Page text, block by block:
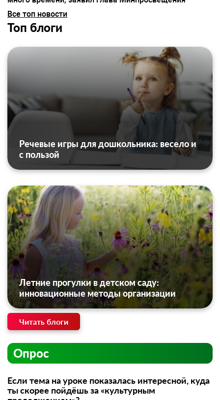
Все топ новости
Топ блоги
Речевые игры для дошкольника: весело и
с пользой
Летние прогулки в детском саду:
инновационные методы организации
Читать блоги
Опрос
Если тема на уроке показалась интересной, куда
ты скорее пойдёшь за «культурным